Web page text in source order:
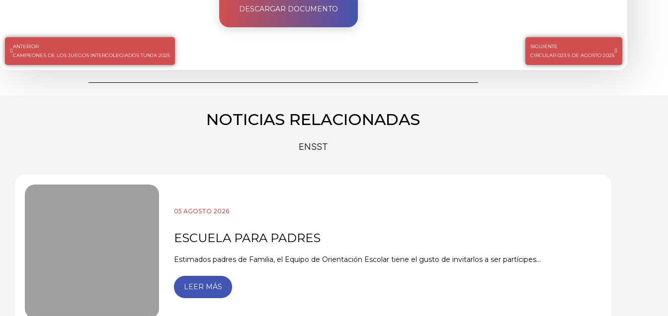
DESCARGAR DOCUMENTO
ANTERIOR
CAMPEONES DE LOS JUEGOS INTERCOLEGIADOS TUNJA 2025
SIGUIENTE
CIRCULAR 023 5 DE AGOSTO 2025
NOTICIAS RELACIONADAS
ENSST
05 AGOSTO 2026
ESCUELA PARA PADRES
Estimados padres de Familia, el Equipo de Orientación Escolar tiene el gusto de invitarlos a ser partícipes...
LEER MÁS